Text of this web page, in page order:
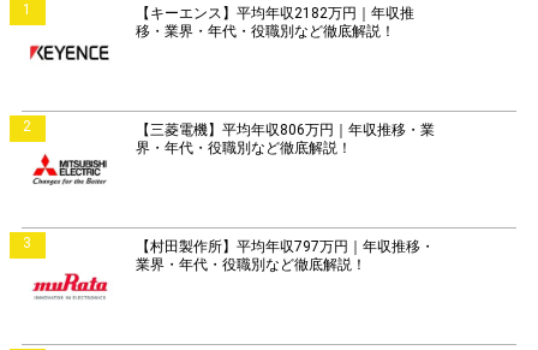
1
【キーエンス】平均年収2182万円｜年収推
移・業界・年代・役職別など徹底解説！
2
【三菱電機】平均年収806万円｜年収推移・業
界・年代・役職別など徹底解説！
3
【村田製作所】平均年収797万円｜年収推移・
業界・年代・役職別など徹底解説！